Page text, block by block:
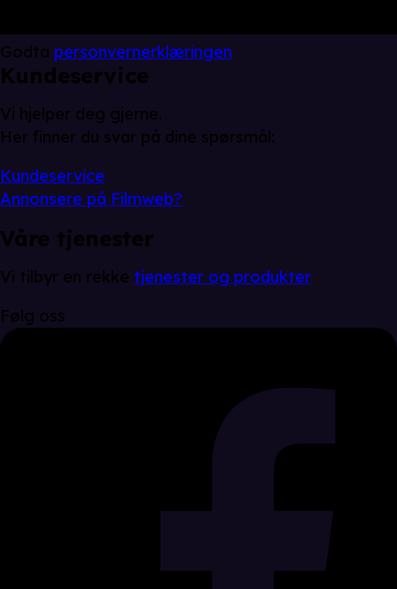
Godta personvernerklæringen
Kundeservice
Vi hjelper deg gjerne.
Her finner du svar på dine spørsmål:
Kundeservice
Annonsere på Filmweb?
Våre tjenester
Vi tilbyr en rekke tjenester og produkter
Følg oss